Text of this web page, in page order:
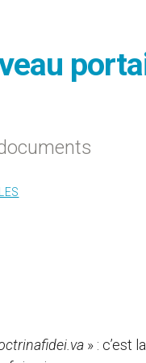
» : c’est